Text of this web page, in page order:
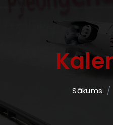
Sākums